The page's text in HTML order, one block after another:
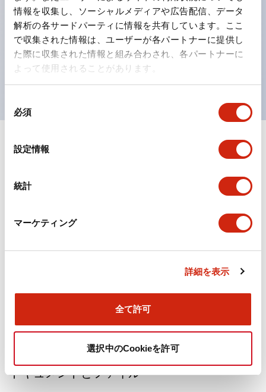
情報を収集し、ソーシャルメディアや広告配信、データ
解析の各サードパーティに情報を共有しています。ここ
で収集された情報は、ユーザーが各パートナーに提供し
た際に収集された情報と組み合わされ、各パートナーに
よって使用されることがあります。
必須
設定情報
統計
マーケティング
詳細を表示
全て許可
選択中のCookieを許可
カラーユニバーサルデザインに対応。表示灯（角平形）
の点灯/消灯の認識および、点灯時のランプ色の識別が
対応。
ISO 3864-4安全色に対応。危険時や緊急事態時の色表
現がより明確・鮮明で、より多くの方が識別可能に。
仕様 すべて展開 +
ドキュメントとファイル